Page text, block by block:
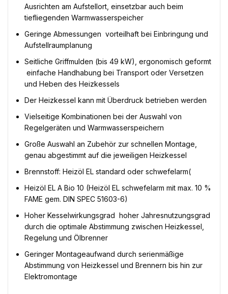
Ausrichten am Aufstellort, einsetzbar auch beim
tiefliegenden Warmwasserspeicher
Geringe Abmessungen  vorteilhaft bei Einbringung und
Aufstellraumplanung
Seitliche Griffmulden (bis 49 kW), ergonomisch geformt
 einfache Handhabung bei Transport oder Versetzen
und Heben des Heizkessels
Der Heizkessel kann mit Überdruck betrieben werden
Vielseitige Kombinationen bei der Auswahl von
Regelgeräten und Warmwasserspeichern
Große Auswahl an Zubehör zur schnellen Montage,
genau abgestimmt auf die jeweiligen Heizkessel
Brennstoff: Heizöl EL standard oder schwefelarm(
Heizöl EL A Bio 10 (Heizöl EL schwefelarm mit max. 10 %
FAME gem. DIN SPEC 51603-6)
Hoher Kesselwirkungsgrad  hoher Jahresnutzungsgrad 
durch die optimale Abstimmung zwischen Heizkessel,
Regelung und Ölbrenner
Geringer Montageaufwand durch serienmäßige
Abstimmung von Heizkessel und Brennern bis hin zur
Elektromontage